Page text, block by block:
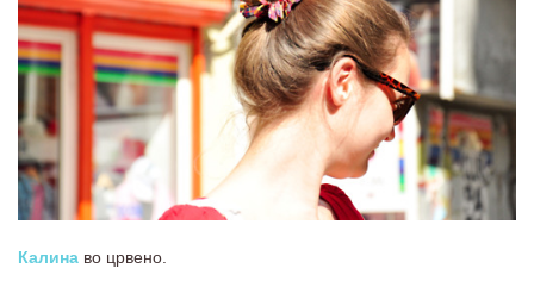
Калина во црвено.